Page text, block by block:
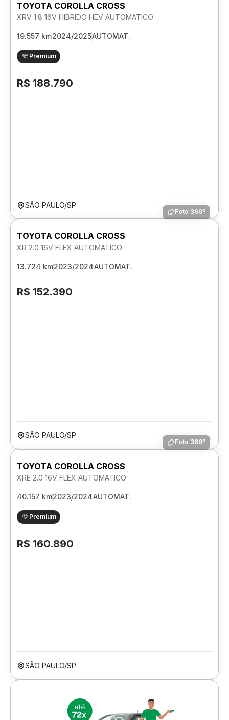
TOYOTA COROLLA CROSS
XRV 1.8 16V HIBRIDO HEV AUTOMATICO
19.557 km2024/2025AUTOMAT.
Premium
R$ 188.790
SÃO PAULO/SP
Foto 360º
TOYOTA COROLLA CROSS
XR 2.0 16V FLEX AUTOMATICO
13.724 km2023/2024AUTOMAT.
R$ 152.390
SÃO PAULO/SP
Foto 360º
TOYOTA COROLLA CROSS
XRE 2.0 16V FLEX AUTOMATICO
40.157 km2023/2024AUTOMAT.
Premium
R$ 160.890
SÃO PAULO/SP